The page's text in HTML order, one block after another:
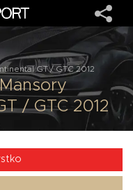
GT / GTC 2012
Mansory
/ GTC 2012